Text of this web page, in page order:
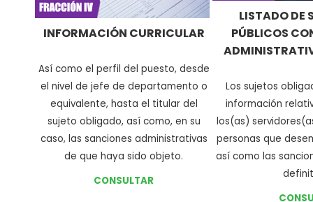
INFORMACIÓN CURRICULAR
Así como el perfil del puesto, desde
el nivel de jefe de departamento o
equivalente, hasta el titular del
sujeto obligado, así como, en su
caso, las sanciones administrativas
de que haya sido objeto.
CONSULTAR
LISTADO DE
PÚBLICOS
Los sujetos
información
los(as)
personas que
así como las